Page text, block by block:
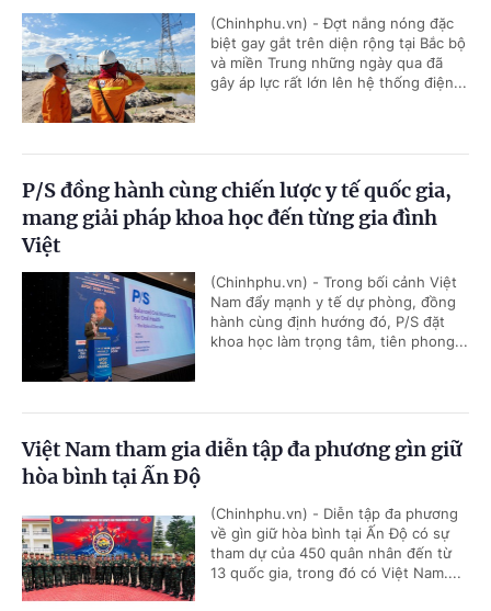
(Chinhphu.vn) - Đợt nắng nóng đặc
biệt gay gắt trên diện rộng tại Bắc bộ
và miền Trung những ngày qua đã
gây áp lực rất lớn lên hệ thống điện...
P/S đồng hành cùng chiến lược y tế quốc gia,
mang giải pháp khoa học đến từng gia đình
Việt
(Chinhphu.vn) - Trong bối cảnh Việt
Nam đẩy mạnh y tế dự phòng, đồng
hành cùng định hướng đó, P/S đặt
khoa học làm trọng tâm, tiên phong...
Việt Nam tham gia diễn tập đa phương gìn giữ
hòa bình tại Ấn Độ
(Chinhphu.vn) - Diễn tập đa phương
về gìn giữ hòa bình tại Ấn Độ có sự
tham dự của 450 quân nhân đến từ
13 quốc gia, trong đó có Việt Nam....